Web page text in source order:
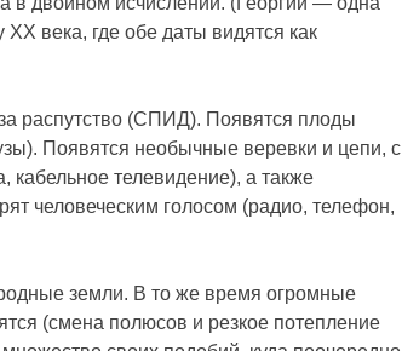
века, где обе даты видятся как
распутство (СПИД). Появятся плоды
Появятся необычные веревки и цепи, с
телевидение), а также
человеческим голосом (радио, телефон,
земли. В то же время огромные
(смена полюсов и резкое потепление